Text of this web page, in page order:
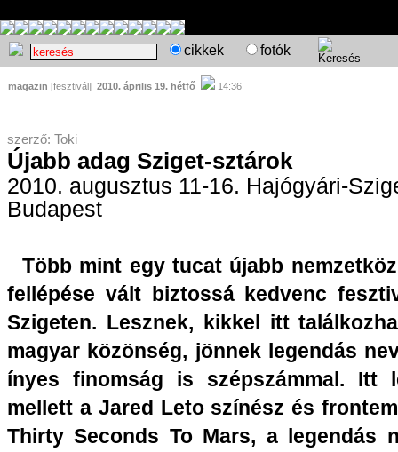
cikkek fotók
magazin [fesztivál] 2010. április 19. hétfő 14:36
szerző: Toki
Újabb adag Sziget-sztárok
2010. augusztus 11-16. Hajógyári-
Budapest
Több mint egy tucat újabb
fellépése vált biztossá kedvenc
Szigeten. Lesznek, kikkel itt
magyar közönség, jönnek legendás
ínyes finomság is szépszámmal. Itt
mellett a Jared Leto színész és
Thirty Seconds To Mars, a legendás